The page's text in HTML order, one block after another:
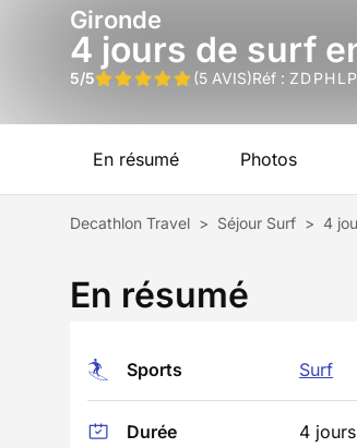
Gironde
4 jours de surf
5/5 (5 AVIS)Réf : ZDPHLP
En résumé Photos
Decathlon Travel > Séjour Surf > 4
En résumé
Sports Surf
Durée 4 jours